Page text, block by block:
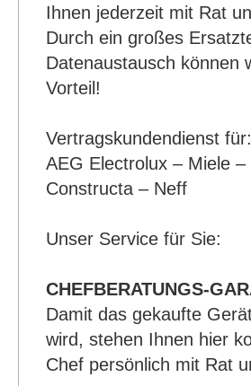
Ihnen jederzeit mit Rat
Durch ein großes
Datenaustausch können
Vorteil!
Vertragskundendienst für:
AEG Electrolux – Miele
Constructa – Neff
Unser Service für Sie:
CHEFBERATUNGS-
Damit das gekaufte
wird, stehen Ihnen hier
Chef persönlich mit Rat